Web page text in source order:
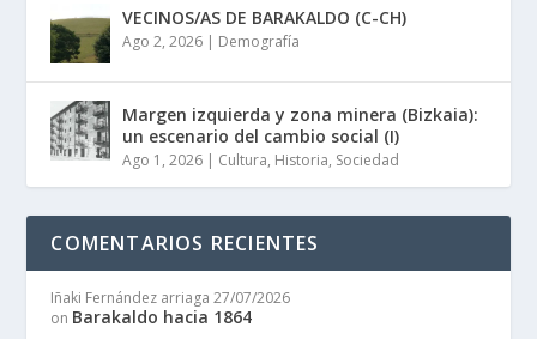
VECINOS/AS DE BARAKALDO (C-CH)
Ago 2, 2026 | Demografía
Margen izquierda y zona minera (Bizkaia):
un escenario del cambio social (I)
Ago 1, 2026 | Cultura, Historia, Sociedad
COMENTARIOS RECIENTES
Iñaki Fernández arriaga 27/07/2026
on Barakaldo hacia 1864